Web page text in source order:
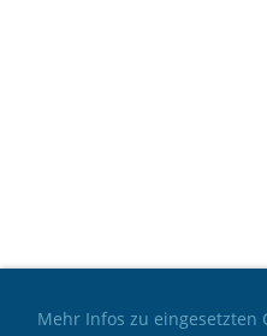
Mehr Infos zu eingesetzten